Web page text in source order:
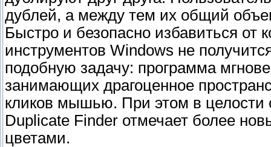
дублей, а между тем их общий
Быстро и безопасно избавиться
инструментов Windows не
подобную задачу: программа
занимающих драгоценное
кликов мышью. При этом в целости
Duplicate Finder отмечает более
цветами.